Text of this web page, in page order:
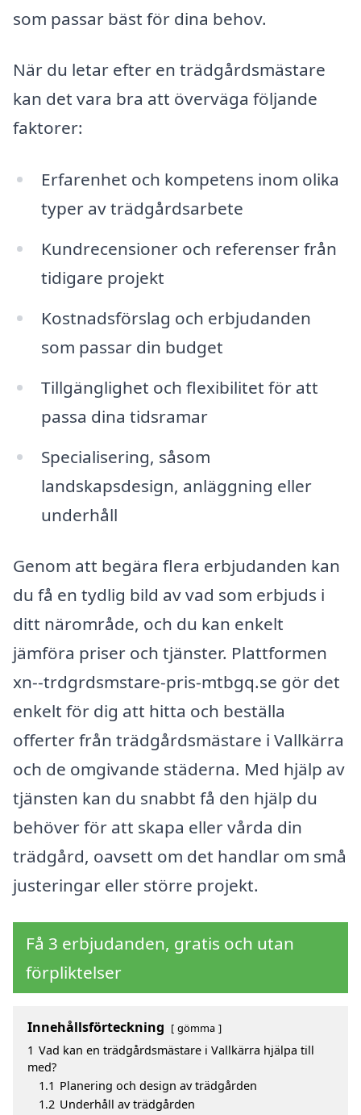
som passar bäst för dina behov.
När du letar efter en trädgårdsmästare
kan det vara bra att överväga följande
faktorer:
Erfarenhet och kompetens inom olika
typer av trädgårdsarbete
Kundrecensioner och referenser från
tidigare projekt
Kostnadsförslag och erbjudanden
som passar din budget
Tillgänglighet och flexibilitet för att
passa dina tidsramar
Specialisering, såsom
landskapsdesign, anläggning eller
underhåll
Genom att begära flera erbjudanden kan
du få en tydlig bild av vad som erbjuds i
ditt närområde, och du kan enkelt
jämföra priser och tjänster. Plattformen
xn--trdgrdsmstare-pris-mtbgq.se gör det
enkelt för dig att hitta och beställa
offerter från trädgårdsmästare i Vallkärra
och de omgivande städerna. Med hjälp av
tjänsten kan du snabbt få den hjälp du
behöver för att skapa eller vårda din
trädgård, oavsett om det handlar om små
justeringar eller större projekt.
Få 3 erbjudanden, gratis och utan
förpliktelser
Innehållsförteckning gömma
1 Vad kan en trädgårdsmästare i Vallkärra hjälpa till
med?
1.1 Planering och design av trädgården
1.2 Underhåll av trädgården